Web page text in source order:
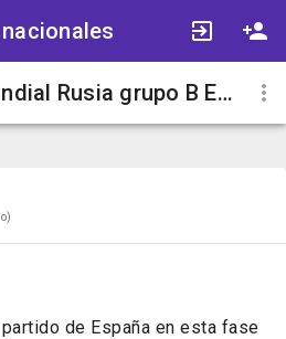
Fase de grupos Mundial Rusia grupo B España
de España en esta fase